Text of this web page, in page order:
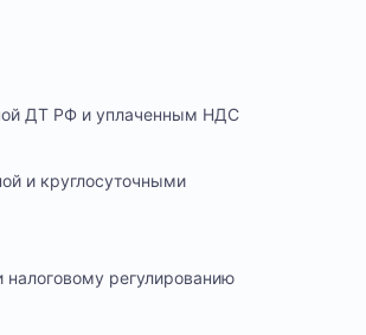
ДТ РФ и уплаченным НДС
и круглосуточными
налоговому регулированию